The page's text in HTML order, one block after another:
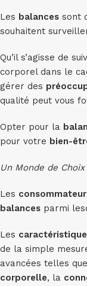
Les balances sont
souhaitent
Qu’il s’agisse de
corporel dans le
gérer des
qualité peut vous
Opter pour la
pour votre bien-
Un Monde de Choix
Les
balances parmi
Les
de la simple
avancées telles
corporelle, la